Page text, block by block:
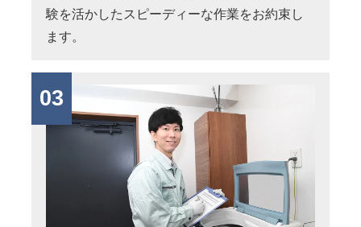
験を活かしたスピーディーな作業をお約束し
ます。
03